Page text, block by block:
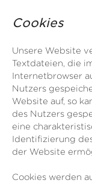
Cookies
Unsere Website
Textdateien, die
Internetbrowser
Nutzers
Website auf, so
des Nutzers
eine
Identifizierung
der Website
Cookies werden